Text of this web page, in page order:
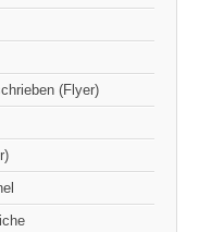
(Flyer)